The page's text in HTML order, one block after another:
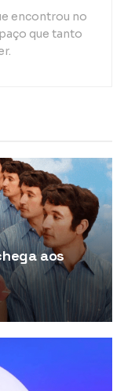
encontrou no
que tanto
aos